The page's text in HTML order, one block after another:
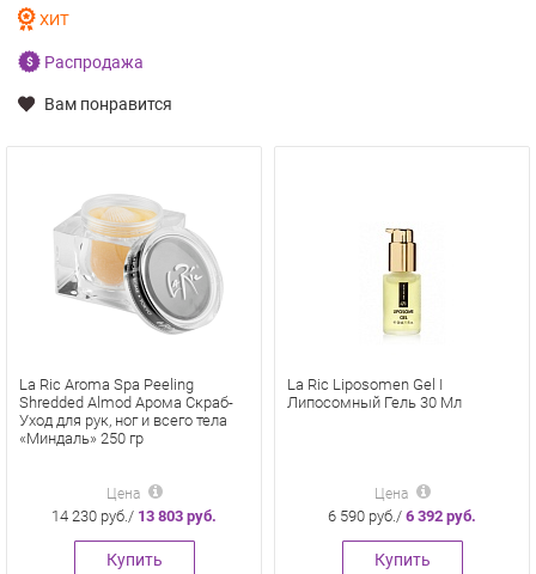
ХИТ
Распродажа
Вам понравится
La Ric Aroma Spa Peeling
Shredded Almod Арома Скраб-
Уход для рук, ног и всего тела
«Миндаль» 250 гр
Цена
14 230 руб./ 13 803 руб.
Купить
La Ric Liposomen Gel I
Липосомный Гель 30 Мл
Цена
6 590 руб./ 6 392 руб.
Купить